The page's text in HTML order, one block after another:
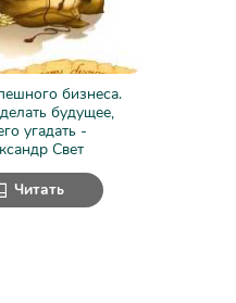
бизнеса.
будущее,
угадать -
Свет
Читать